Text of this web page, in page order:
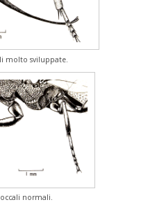
molto sviluppate.
normali.